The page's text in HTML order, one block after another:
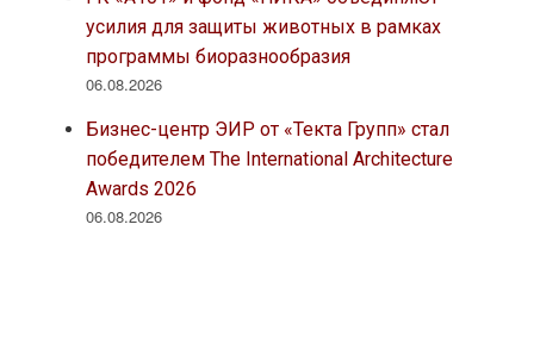
усилия для защиты животных в рамках
программы биоразнообразия
06.08.2026
Бизнес-центр ЭИР от «Текта Групп» стал
победителем The International Architecture
Awards 2026
06.08.2026